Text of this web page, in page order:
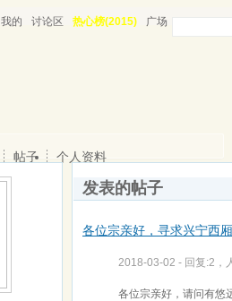
我的 讨论区 热心榜(2015) 广场
帖子 个人资料
发表的帖子
各位宗亲好，寻求兴宁西
2018-03-02 - 回复:2，
各位宗亲好，请问有悠